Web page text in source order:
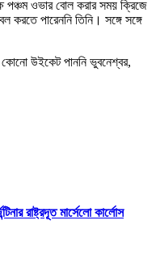
পঞ্চম ওভার বোল করার সময় ক্রিজে
করতে পারেননি তিনি। সঙ্গে সঙ্গে
কোনো উইকেট পাননি ভুবনেশ্বর,
রাষ্ট্রদূত মার্সেলো কার্লোস